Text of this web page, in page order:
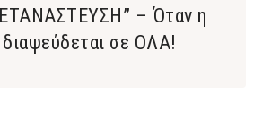
– Όταν η
διαψεύδεται σε ΟΛΑ!